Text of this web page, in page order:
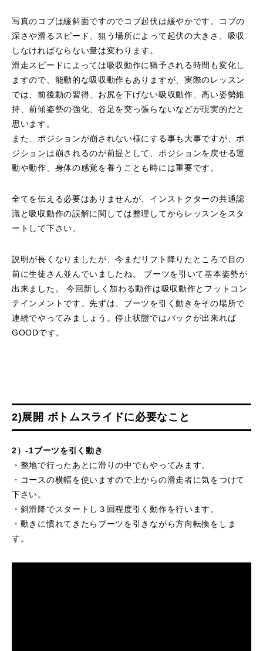
写真のコブは緩斜面ですのでコブ起伏は緩やかです。コブの
深さや滑るスピード、狙う場所によって起伏の大きさ、吸収
しなければならない量は変わります。
滑走スピードによっては吸収動作に猶予される時間も変化し
ますので、能動的な吸収動作もありますが、実際のレッスン
では、前後動の習得、お尻を下げない吸収動作、高い姿勢維
持、前傾姿勢の強化、谷足を突っ張らないなどが現実的だと
思います。
また、ポジションが崩されない様にする事も大事ですが、ポ
ジションは崩されるのが前提として、ポジションを戻せる運
動や動作、身体の感覚を養うことも時には重要です。
全てを伝える必要はありませんが、インストクターの共通認
識と吸収動作の誤解に関しては整理してからレッスンをスタ
ートして下さい。
説明が長くなりましたが、今まだリフト降りたところで目の
前に生徒さん並んでいましたね。 ブーツを引いて基本姿勢が
出来ました。 今回新しく加わる動作は吸収動作とフットコン
テインメントです。先ずは、ブーツを引く動きをその場所で
連続でやってみましょう。停止状態ではバックが出来れば
GOODです。
2)展開 ボトムスライドに必要なこと
2）-1ブーツを引く動き
・整地で行ったあとに滑りの中でもやってみます。
・コースの横幅を使いますので上からの滑走者に気をつけて
下さい。
・斜滑降でスタートし３回程度引く動作を行います。
・動きに慣れてきたらブーツを引きながら方向転換をしま
す。